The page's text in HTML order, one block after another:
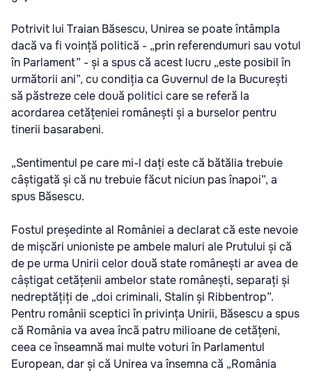
Potrivit lui Traian Băsescu, Unirea se poate întâmpla
dacă va fi voință politică - „prin referendumuri sau votul
în Parlament” - și a spus că acest lucru „este posibil în
următorii ani”, cu condiția ca Guvernul de la București
să păstreze cele două politici care se referă la
acordarea cetățeniei românești și a burselor pentru
tinerii basarabeni.
„Sentimentul pe care mi-l dați este că bătălia trebuie
câștigată și că nu trebuie făcut niciun pas înapoi”, a
spus Băsescu.
Fostul președinte al României a declarat că este nevoie
de mișcări unioniste pe ambele maluri ale Prutului și că
de pe urma Unirii celor două state românești ar avea de
câștigat cetățenii ambelor state românești, separați și
nedreptățiți de „doi criminali, Stalin și Ribbentrop”.
Pentru românii sceptici în privința Unirii, Băsescu a spus
că România va avea încă patru milioane de cetățeni,
ceea ce înseamnă mai multe voturi în Parlamentul
European, dar și că Unirea va însemna că „România